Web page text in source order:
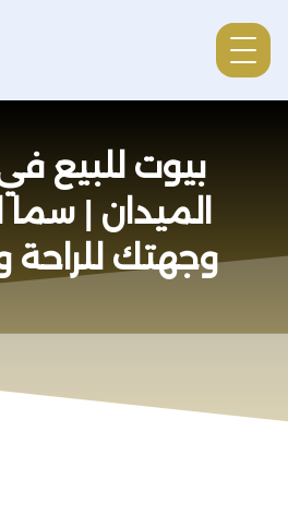
بيوت للبيع
الميدان | سما
وجهتك للراحة